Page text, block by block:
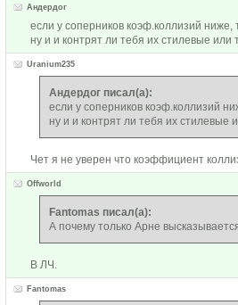
Андердог
если у соперников коэф.коллизий ниже,
ну и и контрят ли тебя их стилевые или
Uranium235
Андердог писал(а):
если у соперников коэф.коллизий
ну и и контрят ли тебя их стилевые
Чет я не уверен что коэффициент
Offworld
Fantomas писал(а):
А почему только Арне
В ЛЧ.
Fantomas